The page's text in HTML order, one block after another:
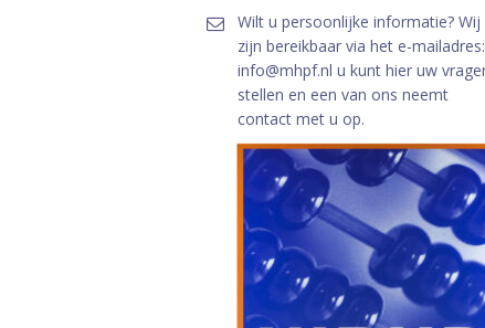
Wilt u persoonlijke informatie? Wij
zijn bereikbaar via het e-mailadres:
info@mhpf.nl u kunt hier uw
stellen en een van ons neemt
contact met u op.